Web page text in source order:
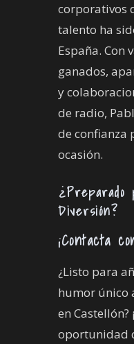
corporativos
talento ha
España. Con
ganados,
y
de radio,
de confianza
ocasión.
¿Preparado
Diversión?
¡Contacta
¿Listo para
humor único
en Castellón?
oportunidad